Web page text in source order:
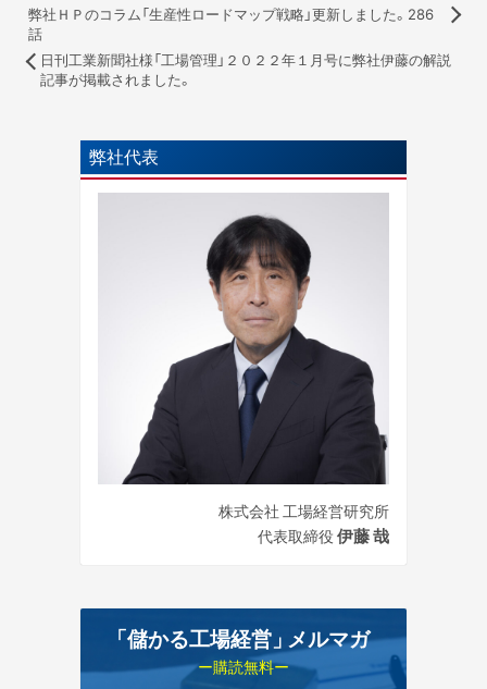
弊社ＨＰのコラム「生産性ロードマップ戦略」更新しました。286
話
日刊工業新聞社様「工場管理」２０２２年１月号に弊社伊藤の解説
記事が掲載されました。
弊社代表
株式会社 工場経営研究所
代表取締役 伊藤 哉
「儲かる工場経営」 メルマガ
ー購読無料ー